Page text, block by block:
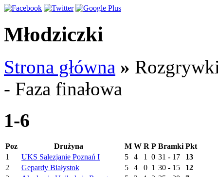
Młodziczki
Strona główna »
- Faza finałowa
1-6
Poz Drużyna M W R P Bramki Pkt
1
UKS Salezjanie Poznań I 5 4 1 0 31 - 17
13
2
Gepardy Białystok 5 4 0 1 30 - 15
12